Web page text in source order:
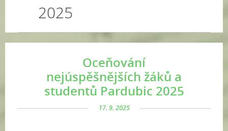
2025
Oceňování
nejúspěšnějších žáků a
studentů Pardubic 2025
17. 9. 2025